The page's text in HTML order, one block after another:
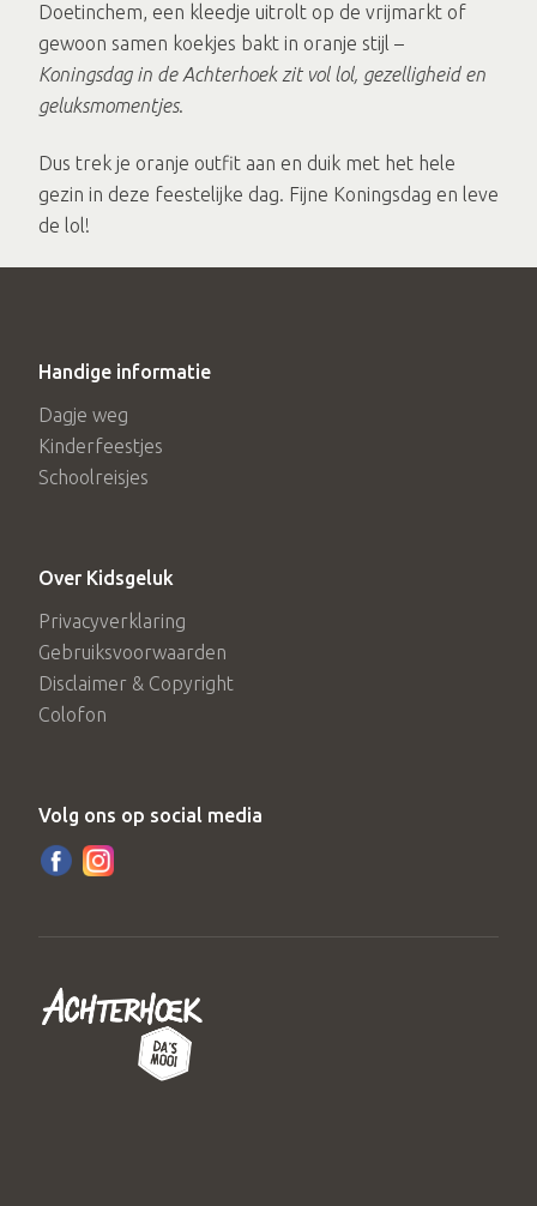
Doetinchem, een kleedje uitrolt op de vrijmarkt of
gewoon samen koekjes bakt in oranje stijl –
Koningsdag in de Achterhoek zit vol lol, gezelligheid en
geluksmomentjes.
Dus trek je oranje outfit aan en duik met het hele
gezin in deze feestelijke dag. Fijne Koningsdag en leve
de lol!
Handige informatie
Dagje weg
Kinderfeestjes
Schoolreisjes
Over Kidsgeluk
Privacyverklaring
Gebruiksvoorwaarden
Disclaimer & Copyright
Colofon
Volg ons op social media